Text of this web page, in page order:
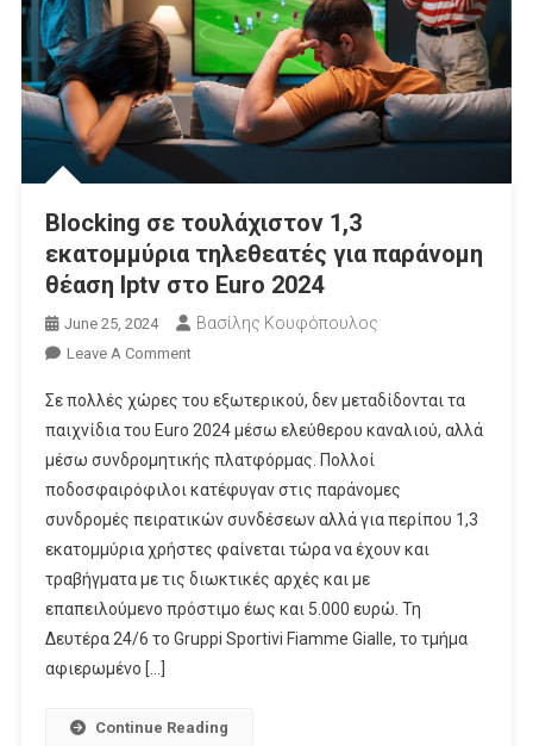
Blocking σε τουλάχιστον 1,3
εκατομμύρια τηλεθεατές για παράνομη
θέαση Iptv στο Euro 2024
June 25, 2024 Βασίλης Κουφόπουλος
Leave A CommentOn
Σε
Τουλάχιστον
1,3
Εκατομμύρια
Τηλεθεατές
Για
Παράνομη
Θέαση
Στο
Σε πολλές χώρες του εξωτερικού, δεν μεταδίδονται τα
παιχνίδια του Euro 2024 μέσω ελεύθερου καναλιού, αλλά
μέσω συνδρομητικής πλατφόρμας. Πολλοί
ποδοσφαιρόφιλοι κατέφυγαν στις παράνομες
συνδρομές πειρατικών συνδέσεων αλλά για περίπου 1,3
εκατομμύρια χρήστες φαίνεται τώρα να έχουν και
τραβήγματα με τις διωκτικές αρχές και με
επαπειλούμενο πρόστιμο έως και 5.000 ευρώ. Τη
Δευτέρα 24/6 το Gruppi Sportivi Fiamme Gialle, το τμήμα
αφιερωμένο […]
Continue Reading